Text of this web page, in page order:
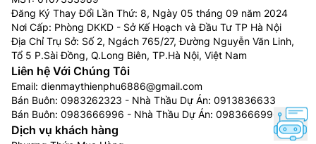
Đăng Ký Thay Đổi Lần Thứ: 8, Ngày 05 tháng 09 năm 2024
Nơi Cấp: Phòng DKKD - Sở Kế Hoạch và Đầu Tư TP Hà Nội
Địa Chỉ Trụ Sở: Số 2, Ngách 765/27, Đường Nguyễn Văn Linh,
Tổ 5 P.Sài Đồng, Q.Long Biên, TP.Hà Nội, Việt Nam
Liên hệ Với Chúng Tôi
Email: dienmaythienphu6886@gmail.com
Bán Buôn: 0983262323 - Nhà Thầu Dự Án: 0913836633
Bán Buôn: 0983666996 - Nhà Thầu Dự Án: 0983666996
Dịch vụ khách hàng